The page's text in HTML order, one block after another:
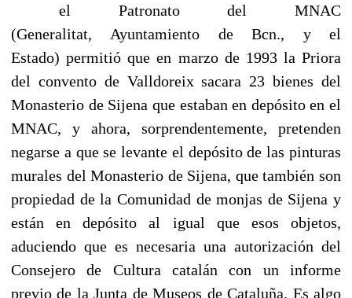
el Patronato del MNAC
(Generalitat, Ayuntamiento de Bcn., y el
Estado) permitió que en marzo de 1993 la Priora
del convento de Valldoreix sacara 23 bienes del
Monasterio de Sijena que estaban en depósito en el
MNAC, y ahora, sorprendentemente, pretenden
negarse a que se levante el depósito de las pinturas
murales del Monasterio de Sijena, que también son
propiedad de la Comunidad de monjas de Sijena y
están en depósito al igual que esos objetos,
aduciendo que es necesaria una autorización del
Consejero de Cultura catalán con un informe
previo de la Junta de Museos de Cataluña. Es algo